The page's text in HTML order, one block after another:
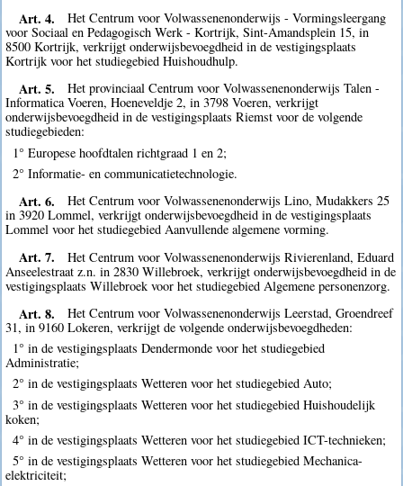
Art. 4.
Het Centrum voor Volwassenenonderwijs - Vormingsleergang
voor Sociaal en Pedagogisch Werk - Kortrijk, Sint-Amandsplein 15, in
8500 Kortrijk, verkrijgt onderwijsbevoegdheid in de vestigingsplaats
Kortrijk voor het studiegebied Huishoudhulp.
Art. 5.
Het provinciaal Centrum voor Volwassenenonderwijs Talen -
Informatica Voeren, Hoeneveldje 2, in 3798 Voeren, verkrijgt
onderwijsbevoegdheid in de vestigingsplaats Riemst voor de volgende
studiegebieden:
1° Europese hoofdtalen richtgraad 1 en 2;
2° Informatie- en communicatietechnologie.
Art. 6.
Het Centrum voor Volwassenenonderwijs Lino, Mudakkers 25
in 3920 Lommel, verkrijgt onderwijsbevoegdheid in de vestigingsplaats
Lommel voor het studiegebied Aanvullende algemene vorming.
Art. 7.
Het Centrum voor Volwassenenonderwijs Rivierenland, Eduard
Anseelestraat z.n. in 2830 Willebroek, verkrijgt onderwijsbevoegdheid in de
vestigingsplaats Willebroek voor het studiegebied Algemene personenzorg.
Art. 8.
Het Centrum voor Volwassenenonderwijs Leerstad, Groendreef
31, in 9160 Lokeren, verkrijgt de volgende onderwijsbevoegdheden:
1° in de vestigingsplaats Dendermonde voor het studiegebied
Administratie;
2° in de vestigingsplaats Wetteren voor het studiegebied Auto;
3° in de vestigingsplaats Wetteren voor het studiegebied Huishoudelijk
koken;
4° in de vestigingsplaats Wetteren voor het studiegebied ICT-technieken;
5° in de vestigingsplaats Wetteren voor het studiegebied Mechanica-
elektriciteit;